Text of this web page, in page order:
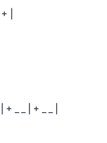
|
_ _ | + _ _ |